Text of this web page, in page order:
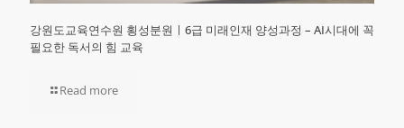
강원도교육연수원 횡성분원ㅣ6급 미래인재 양성과정 – AI시대에 꼭
필요한 독서의 힘 교육
Read more